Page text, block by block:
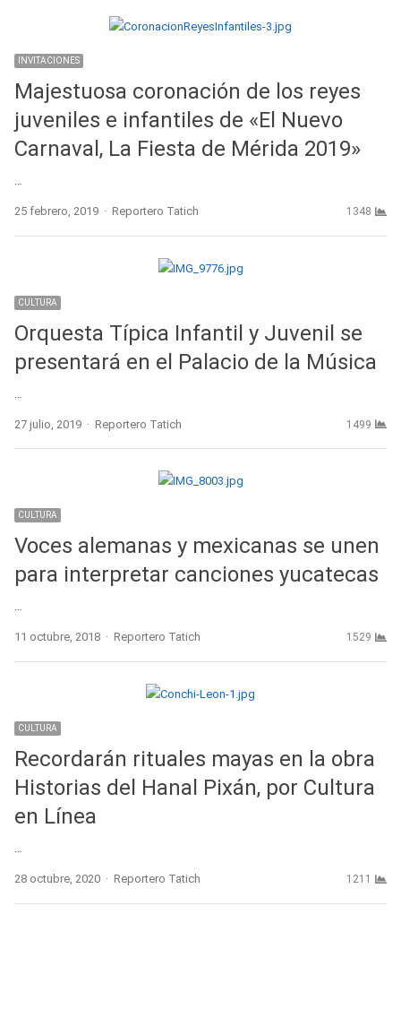
INVITACIONES
Majestuosa coronación de los reyes
juveniles e infantiles de «El Nuevo
Carnaval, La Fiesta de Mérida 2019»
25 febrero, 2019 Author
Reportero Tatich 1348
CULTURA
Orquesta Típica Infantil y Juvenil se
presentará en el Palacio de la Música
27 julio, 2019 Author
Reportero Tatich 1499
CULTURA
Voces alemanas y mexicanas se unen
para interpretar canciones yucatecas
…
11 octubre, 2018 Author
Reportero Tatich 1529
CULTURA
Recordarán rituales mayas en la obra
Historias del Hanal Pixán, por Cultura
en Línea
…
28 octubre, 2020 Author
Reportero Tatich 1211